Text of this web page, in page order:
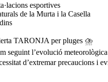
esportives
de la Murta i la Casella
TARONJA per pluges ⛈️
seguint l’evolució
d’extremar precaucions i